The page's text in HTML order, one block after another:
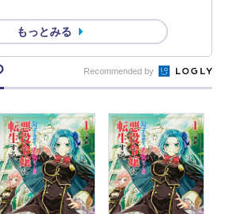
もっとみる
Recommended by